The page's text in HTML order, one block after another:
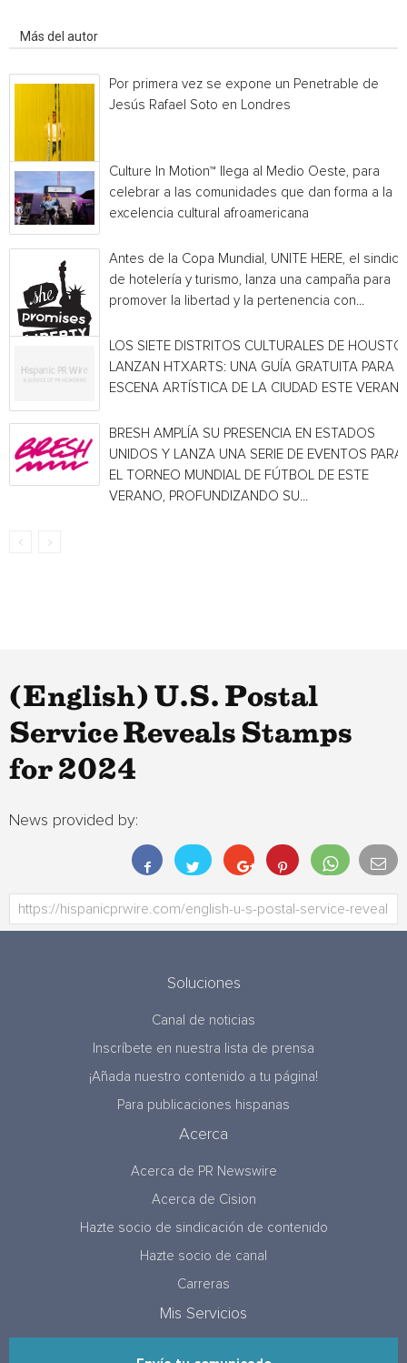
Más del autor
Por primera vez se expone un Penetrable de
Jesús Rafael Soto en Londres
Culture In Motion™ llega al Medio Oeste, para
celebrar a las comunidades que dan forma a la
excelencia cultural afroamericana
Antes de la Copa Mundial, UNITE HERE, el
de hotelería y turismo, lanza una campaña para
promover la libertad y la pertenencia con...
LOS SIETE DISTRITOS CULTURALES DE
LANZAN HTXARTS: UNA GUÍA GRATUITA PARA
ESCENA ARTÍSTICA DE LA CIUDAD ESTE
BRESH AMPLÍA SU PRESENCIA EN ESTADOS
UNIDOS Y LANZA UNA SERIE DE EVENTOS PARA
EL TORNEO MUNDIAL DE FÚTBOL DE ESTE
VERANO, PROFUNDIZANDO SU...
(English) U.S. Postal
Service Reveals Stamps
for 2024
News provided by:
Soluciones
Canal de noticias
Inscríbete en nuestra lista de prensa
¡Añada nuestro contenido a tu página!
Para publicaciones hispanas
Acerca
Acerca de PR Newswire
Acerca de Cision
Hazte socio de sindicación de contenido
Hazte socio de canal
Carreras
Mis Servicios